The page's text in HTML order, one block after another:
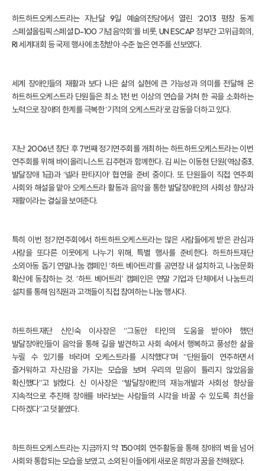
하트하트오케스트라는 지난달 9일 예술의전당에서 열린 ‘2013 평창 동계
스페셜올림픽스페셜 D-100 기념음악회’를 비롯, UN ESCAP 정부간 고위급회의,
RI 세계대회 등 국제 행사에 초청받아 수준 높은 연주를 선보였다.
세계 장애인들의 재활과 보다 나은 삶의 실현에 큰 가능성과 의미를 전달해 온
하트하트오케스트라 단원들은 최소 1천 번 이상의 연습을 거쳐 한 곡을 소화하는
노력으로 장애의 한계를 극복한 ‘기적의 오케스트라’로 감동을 더하고 있다.
지난 2006년 창단 후 7번째 정기연주회를 개최하는 하트하트오케스트라는 이번
연주회를 위해 바이올리니스트 김주현과 함께한다. 김 씨는 이동현 단원(역삼중3,
발달장애 1급)과 ‘넬라 판타지아’ 협연을 준비 중이다. 또 단원들이 직접 연주회
사회와 해설을 맡아 오케스트라 활동과 음악을 통한 발달장애인의 사회성 향상과
재활이라는 결실을 보여준다.
특히 이번 정기연주회에서 하트하트오케스트라는 많은 사람들에게 받은 관심과
사랑을 또다른 이웃에게 나누기 위해, 특별 행사를 준비한다. 하트하트재단
소외아동 돕기 연말나눔 캠페인 ‘하트 베어트리’를 공연장 내 설치하고, 나눔문화
확산에 동참하는 것. ‘하트 베어트리’ 캠페인은 연말 기업과 단체에서 나눔트리
설치를 통해 임직원과 고객들이 직접 참여하는 나눔 행사다.
하트하트재단 신인숙 이사장은 “그동안 타인의 도움을 받아야 했던
발달장애인들이 음악을 통해 길을 발견하고 사회 속에서 행복하고 풍성한 삶을
누릴 수 있기를 바라며 오케스트라를 시작했다”며 “단원들이 연주하면서
즐거워하고 자신감을 가지는 모습을 보며 우리의 믿음이 틀리지 않았음을
확신했다”고 밝혔다. 신 이사장은 “발달장애인의 재능개발과 사회성 향상을
지속적으로 추진해 장애를 바라보는 사람들의 시각을 바꿀 수 있도록 최선을
다하겠다”고 덧붙였다.
하트하트오케스트라는 지금까지 약 150여회 연주활동을 통해 장애의 벽을 넘어
사회와 통합되는 모습을 보였고, 소외된 이들에게 새로운 희망과 꿈을 전해왔다.